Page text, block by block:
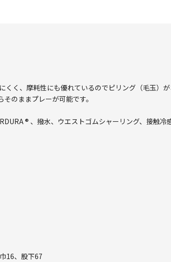
くく、摩耗性にも優れているのでピリング（毛玉）
のままプレーが可能です。
® 、撥水、ウエストゴムシャーリング、接触冷
16、股下67